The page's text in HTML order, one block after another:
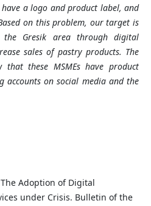
a logo and product label, and
on this problem, our target is
Gresik area through digital
sales of pastry products. The
these MSMEs have product
accounts on social media and the
Adoption of Digital
under Crisis. Bulletin of the